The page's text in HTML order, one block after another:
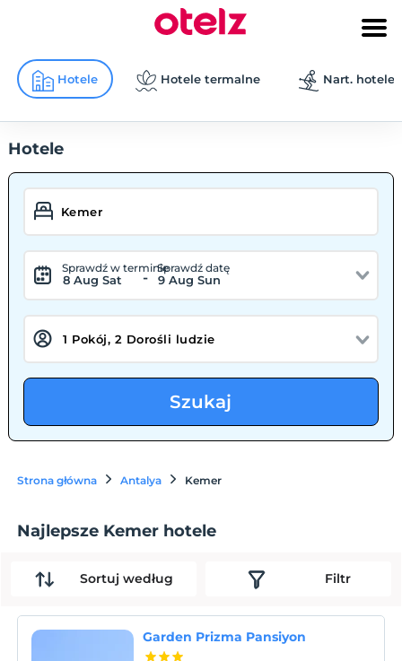
Hotele Hotele termalne Nart. hotele
Hotele
Sprawdź w terminie
8 Aug Sat -
Sprawdź datę
9 Aug Sun
Szukaj
Strona główna Antalya Kemer
Najlepsze Kemer hotele
Sortuj według Filtr
Garden Prizma Pansiyon